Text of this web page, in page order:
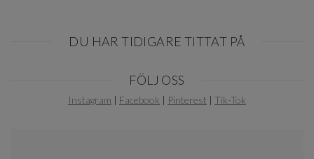
DU HAR TIDIGARE TITTAT PÅ
FÖLJ OSS
Instagram | Facebook | Pinterest | Tik-Tok